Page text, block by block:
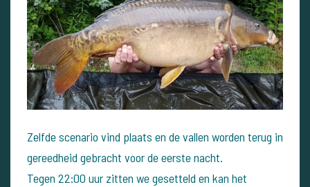
Zelfde scenario vind plaats en de vallen worden terug in
gereedheid gebracht voor de eerste nacht.
Tegen 22:00 uur zitten we gesetteld en kan het